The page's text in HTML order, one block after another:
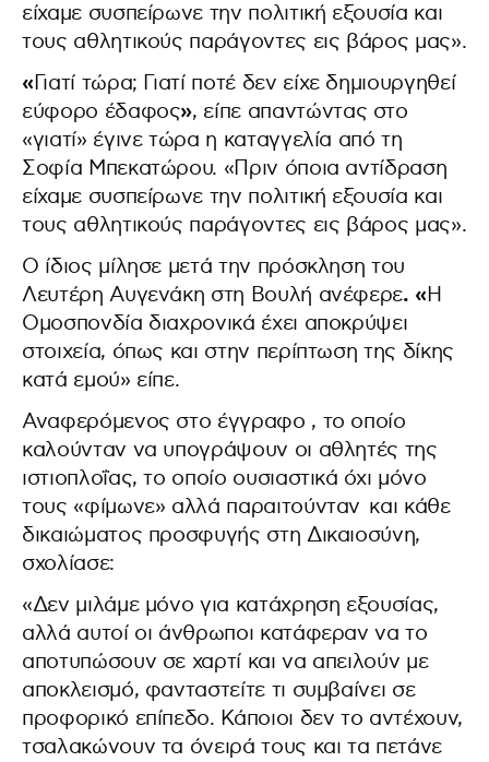
είχαμε συσπείρωνε την πολιτική εξουσία και
τους αθλητικούς παράγοντες εις βάρος μας».
«Γιατί τώρα; Γιατί ποτέ δεν είχε δημιουργηθεί
εύφορο έδαφος», είπε απαντώντας στο
«γιατί» έγινε τώρα η καταγγελία από τη
Σοφία Μπεκατώρου. «Πριν όποια αντίδραση
είχαμε συσπείρωνε την πολιτική εξουσία και
τους αθλητικούς παράγοντες εις βάρος μας».
Ο ίδιος μίλησε μετά την πρόσκληση του
Λευτέρη Αυγενάκη στη Βουλή ανέφερε. «Η
Ομοσπονδία διαχρονικά έχει αποκρύψει
στοιχεία, όπως και στην περίπτωση της δίκης
κατά εμού» είπε.
Αναφερόμενος στο έγγραφο , το οποίο
καλούνταν να υπογράψουν οι αθλητές της
ιστιοπλοΐας, το οποίο ουσιαστικά όχι μόνο
τους «φίμωνε» αλλά παραιτούνταν και κάθε
δικαιώματος προσφυγής στη Δικαιοσύνη,
σχολίασε:
«Δεν μιλάμε μόνο για κατάχρηση εξουσίας,
αλλά αυτοί οι άνθρωποι κατάφεραν να το
αποτυπώσουν σε χαρτί και να απειλούν με
αποκλεισμό, φανταστείτε τι συμβαίνει σε
προφορικό επίπεδο. Κάποιοι δεν το αντέχουν,
τσαλακώνουν τα όνειρά τους και τα πετάνε